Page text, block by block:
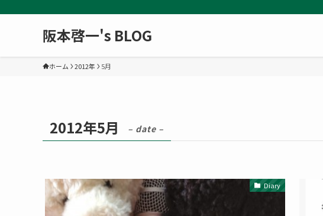
阪本啓一's BLOG
ホーム 2012年 5月
2012年5月 – date –
Diary